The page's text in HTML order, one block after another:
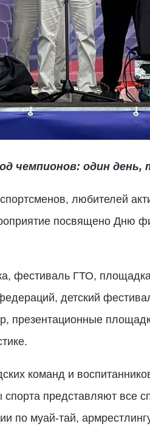
чемпионов: один день,
любителей
посвящено Дню
фестиваль ГТО,
детский
презентационные
команд и
представляют все
по муай-тай,